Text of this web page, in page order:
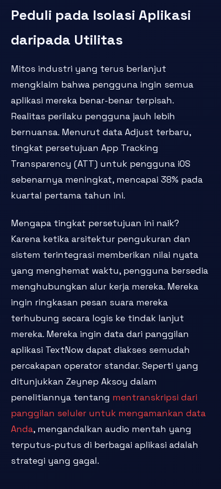
Peduli pada Isolasi Aplikasi
daripada Utilitas
Mitos industri yang terus berlanjut
mengklaim bahwa pengguna ingin semua
aplikasi mereka benar-benar terpisah.
Realitas perilaku pengguna jauh lebih
bernuansa. Menurut data Adjust terbaru,
tingkat persetujuan App Tracking
Transparency (ATT) untuk pengguna iOS
sebenarnya meningkat, mencapai 38% pada
kuartal pertama tahun ini.
Mengapa tingkat persetujuan ini naik?
Karena ketika arsitektur pengukuran dan
sistem terintegrasi memberikan nilai nyata
yang menghemat waktu, pengguna bersedia
menghubungkan alur kerja mereka. Mereka
ingin ringkasan pesan suara mereka
terhubung secara logis ke tindak lanjut
mereka. Mereka ingin data dari panggilan
aplikasi TextNow dapat diakses semudah
percakapan operator standar. Seperti yang
ditunjukkan Zeynep Aksoy dalam
penelitiannya tentang mentranskripsi dari
panggilan seluler untuk mengamankan data
Anda, mengandalkan audio mentah yang
terputus-putus di berbagai aplikasi adalah
strategi yang gagal.